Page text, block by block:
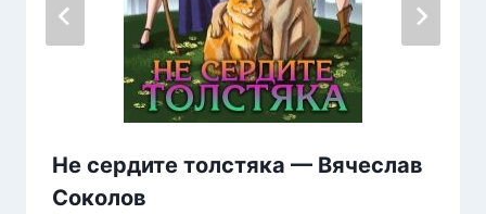
Не сердите толстяка — Вячеслав
Соколов